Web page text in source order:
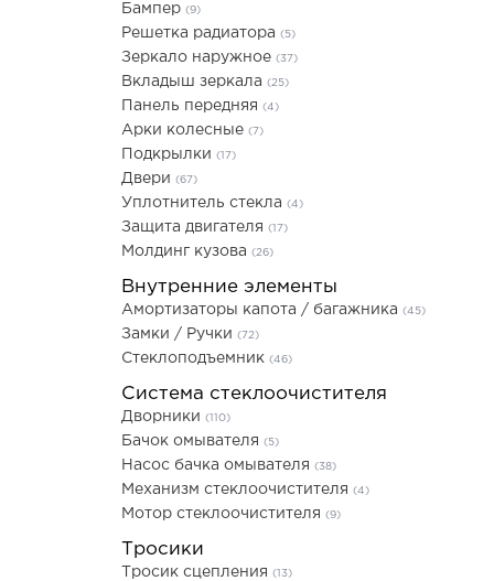
Бампер (9)
Решетка радиатора (5)
Зеркало наружное (37)
Вкладыш зеркала (25)
Панель передняя (4)
Арки колесные (7)
Подкрылки (17)
Двери (67)
Уплотнитель стекла (4)
Защита двигателя (17)
Молдинг кузова (26)
Внутренние элементы
Амортизаторы капота / багажника (45)
Замки / Ручки (72)
Стеклоподъемник (46)
Система стеклоочистителя
Дворники (110)
Бачок омывателя (5)
Насос бачка омывателя (38)
Механизм стеклоочистителя (4)
Мотор стеклоочистителя (9)
Тросики
Тросик сцепления (13)